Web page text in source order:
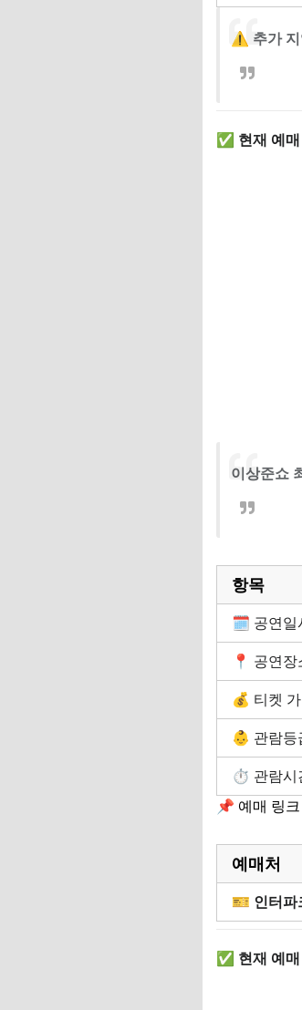
⚠️ 추가
✅ 현재 예
이상준쇼
항목
🗓 공연일
📍 공연장
💰 티켓
👶 관람등
⏱ 관람시
📌 예매 링크
예매처
🎫 인터
✅ 현재 예